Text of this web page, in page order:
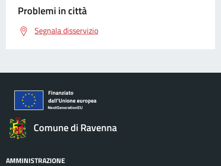
Problemi in città
Segnala disservizio
Comune di Ravenna
AMMINISTRAZIONE